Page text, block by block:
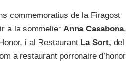
commemoratius de la Firagost
a la sommelier Anna Casabona,
i al Restaurant La Sort, del
a restaurant porronaire d’honor